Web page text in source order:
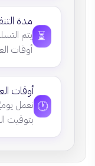
⏳
مدة
يتم
أوقات
🕐
أوقات
نعمل
بتوقيت